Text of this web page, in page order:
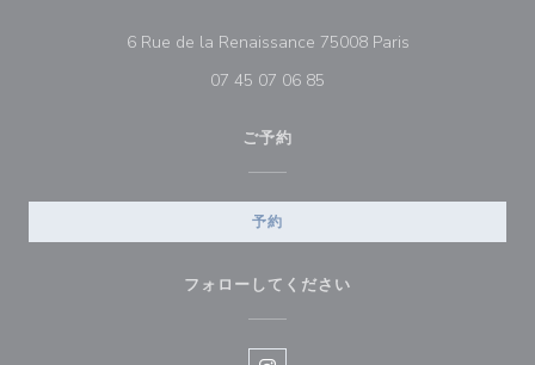
6 Rue de la Renaissance 75008 Paris((新しいウィン
07 45 07 06 85
ご予約
予約
フォローしてください